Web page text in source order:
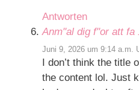
Antworten
Anm"al dig f"or att fa
Juni 9, 2026 um 9:14 a.m.
I don’t think the title
the content lol. Just